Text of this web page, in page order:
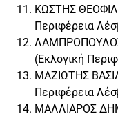
ΚΩΣΤΗΣ
Περιφέρεια
(Εκλογική
ΜΑΖΙΩΤΗΣ
Περιφέρεια
ΜΑΛΛΙΑΡΟΣ